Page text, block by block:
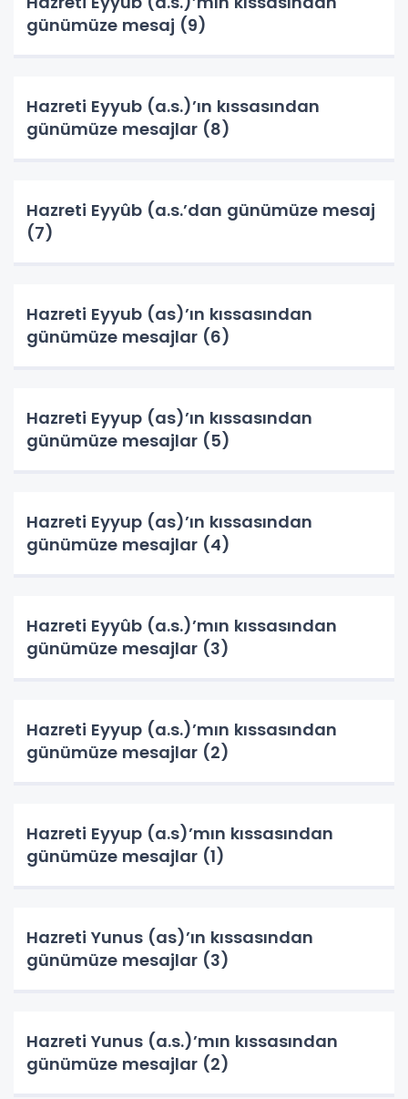
günümüze mesaj (9)
Hazreti Eyyub (a.s.)’ın kıssasından
günümüze mesajlar (8)
Hazreti Eyyûb (a.s.’dan günümüze mesaj
(7)
Hazreti Eyyub (as)’ın kıssasından
günümüze mesajlar (6)
Hazreti Eyyup (as)’ın kıssasından
günümüze mesajlar (5)
Hazreti Eyyup (as)’ın kıssasından
günümüze mesajlar (4)
Hazreti Eyyûb (a.s.)’mın kıssasından
günümüze mesajlar (3)
Hazreti Eyyup (a.s.)’mın kıssasından
günümüze mesajlar (2)
Hazreti Eyyup (a.s)’mın kıssasından
günümüze mesajlar (1)
Hazreti Yunus (as)’ın kıssasından
günümüze mesajlar (3)
Hazreti Yunus (a.s.)’mın kıssasından
günümüze mesajlar (2)